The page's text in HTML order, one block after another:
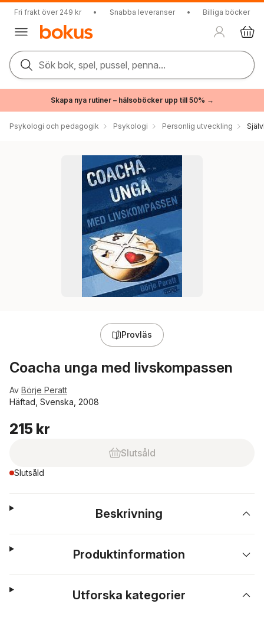
Fri frakt över 249 kr • Snabba leveranser • Billiga böcker
Sök bok, spel, pussel, penna...
Skapa nya rutiner – hälsoböcker upp till 50% →
Psykologi och pedagogik Psykologi Personlig utveckling
Provläs
Coacha unga med livskompassen
Av Börje Peratt
Häftad, Svenska, 2008
215 kr
Slutsåld
Slutsåld
Beskrivning
Produktinformation
Utforska kategorier